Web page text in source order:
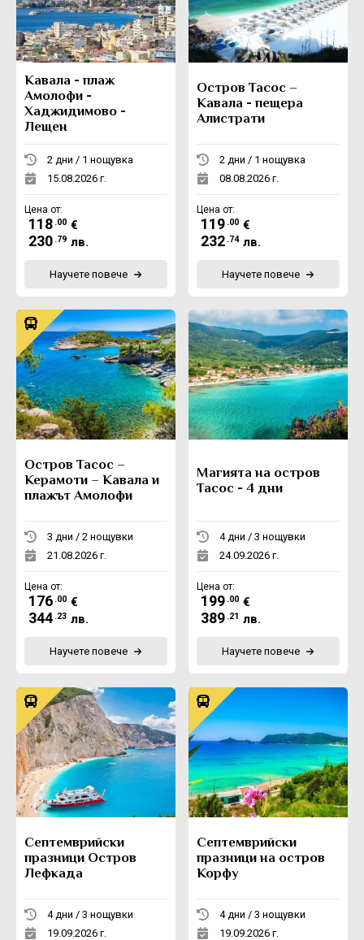
Екскурзии в Румъния
Кавала - плаж
Амолофи -
Хаджидимово -
Лещен
2 дни / 1 нощувка
15.08.2026 г.
Цена от:
118 .00 €
230 .79 лв.
Научете повече
Остров Тасос –
Кавала - пещера
Алистрати
2 дни / 1 нощувка
08.08.2026 г.
Цена от:
119 .00 €
232 .74 лв.
Научете повече
Остров Тасос –
Керамоти – Кавала и
плажът Амолофи
3 дни / 2 нощувки
21.08.2026 г.
Цена от:
176 .00 €
344 .23 лв.
Научете повече
Магията на остров
Тасос - 4 дни
4 дни / 3 нощувки
24.09.2026 г.
Цена от:
199 .00 €
389 .21 лв.
Научете повече
Септемврийски
празници Остров
Лефкада
4 дни / 3 нощувки
19.09.2026 г.
Септемврийски
празници на остров
Корфу
4 дни / 3 нощувки
19.09.2026 г.